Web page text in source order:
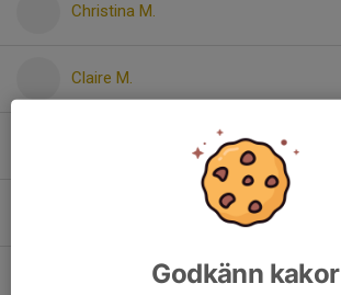
Christina M.
Claire M.
Godkänn kakor